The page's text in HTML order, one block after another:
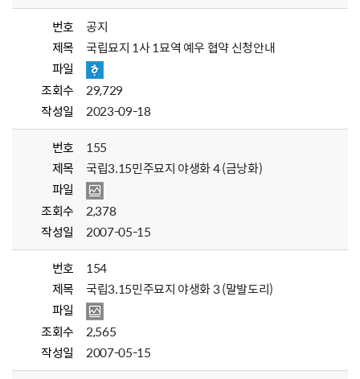
번호
공지
제목
국립묘지 1사 1묘역 예우 협약 신청안내
파일
조회수
29,729
작성일
2023-09-18
번호
155
제목
국립3.15민주묘지 야생화 4 (금낭화)
파일
조회수
2,378
작성일
2007-05-15
번호
154
제목
국립3.15민주묘지 야생화 3 (말발도리)
파일
조회수
2,565
작성일
2007-05-15